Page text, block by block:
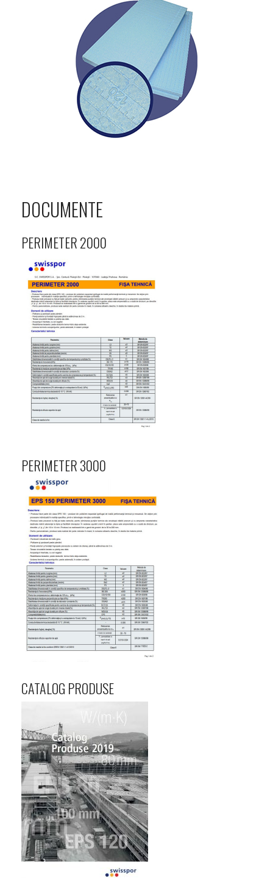
DOCUMENTE
PERIMETER 2000
PERIMETER 3000
CATALOG PRODUSE